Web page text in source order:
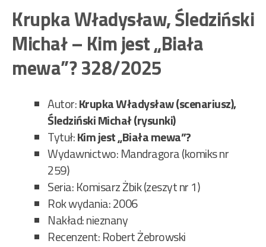
–
Krupka Władysław, Śledziński
Michał – Kim jest „Biała
mewa”? 328/2025
Autor:Krupka Władysław (scenariusz),
Śledziński Michał (rysunki)
Tytuł:Kim jest „Biała mewa”?
Wydawnictwo: Mandragora (komiks nr
259)
Seria: Komisarz Żbik (zeszyt nr 1)
Rok wydania: 2006
Nakład: nieznany
Recenzent: Robert Żebrowski